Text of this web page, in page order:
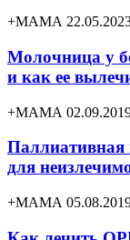
+МАМА
Молочница у
и как ее
+МАМА
Паллиативная
для
+МАМА